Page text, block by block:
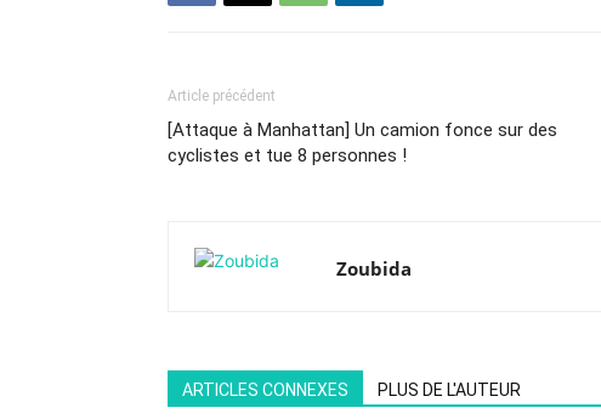
Article précédent
[Attaque à Manhattan] Un camion fonce sur des
cyclistes et tue 8 personnes !
Zoubida
ARTICLES CONNEXES PLUS DE L'AUTEUR